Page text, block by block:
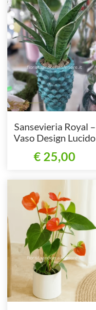
Sansevieria Royal –
Vaso Design Lucido
€ 25,00